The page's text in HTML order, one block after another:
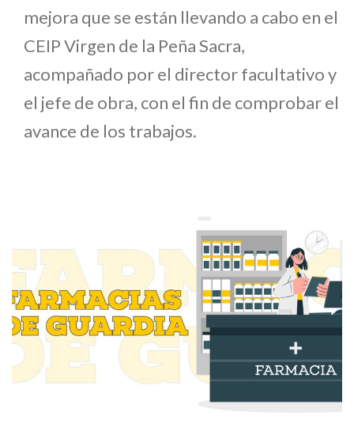
mejora que se están llevando a cabo en el
CEIP Virgen de la Peña Sacra,
acompañado por el director facultativo y
el jefe de obra, con el fin de comprobar el
avance de los trabajos.